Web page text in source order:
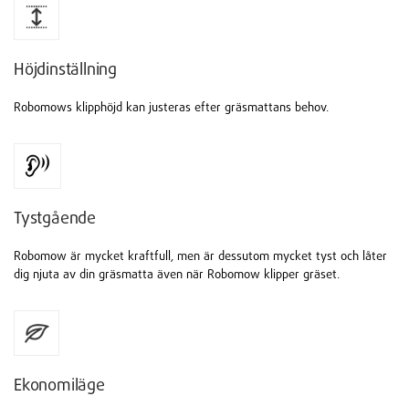
Höjdinställning
Robomows klipphöjd kan justeras efter gräsmattans behov.
Tystgående
Robomow är mycket kraftfull, men är dessutom mycket tyst och låter
dig njuta av din gräsmatta även när Robomow klipper gräset.
Ekonomiläge